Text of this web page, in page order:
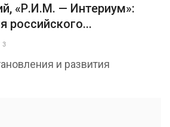
«Р.И.М. — Интериум»:
российского...
3
и развития